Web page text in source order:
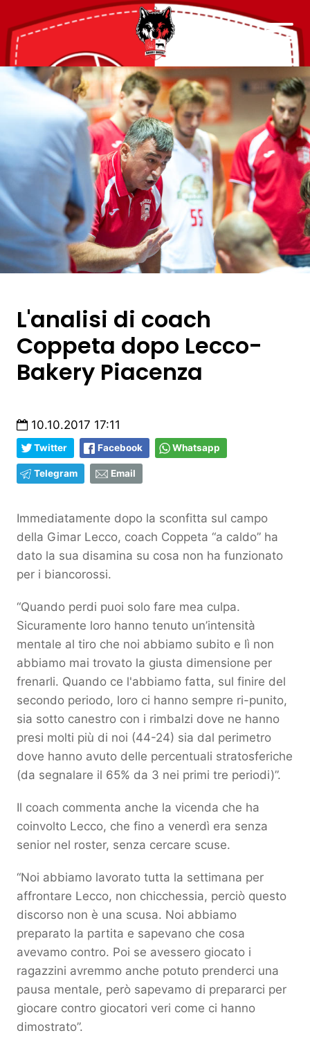
L'analisi di coach
Coppeta dopo Lecco-
Bakery Piacenza
10.10.2017 17:11
Twitter Facebook Whatsapp
Telegram Email
Immediatamente dopo la sconfitta sul campo
della Gimar Lecco, coach Coppeta “a caldo” ha
dato la sua disamina su cosa non ha funzionato
per i biancorossi.
“Quando perdi puoi solo fare mea culpa.
Sicuramente loro hanno tenuto un’intensità
mentale al tiro che noi abbiamo subito e lì non
abbiamo mai trovato la giusta dimensione per
frenarli. Quando ce l'abbiamo fatta, sul finire del
secondo periodo, loro ci hanno sempre ri-punito,
sia sotto canestro con i rimbalzi dove ne hanno
presi molti più di noi (44-24) sia dal perimetro
dove hanno avuto delle percentuali stratosferiche
(da segnalare il 65% da 3 nei primi tre periodi)”.
Il coach commenta anche la vicenda che ha
coinvolto Lecco, che fino a venerdì era senza
senior nel roster, senza cercare scuse.
“Noi abbiamo lavorato tutta la settimana per
affrontare Lecco, non chicchessia, perciò questo
discorso non è una scusa. Noi abbiamo
preparato la partita e sapevano che cosa
avevamo contro. Poi se avessero giocato i
ragazzini avremmo anche potuto prenderci una
pausa mentale, però sapevamo di prepararci per
giocare contro giocatori veri come ci hanno
dimostrato”.